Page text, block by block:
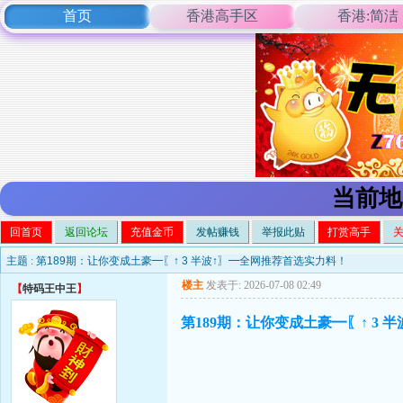
首页 香港高手区 香港:简洁
当前
回首页 返回论坛 充值金币 发帖赚钱 举报此贴 打赏高手
主题 : 第189期：让你变成土豪━〖↑ 3 半波↑〗━全网推荐首选实力料！
【特码王中王】 楼主 发表于: 2026-07-08 02:49
第189期：让你变成土豪━〖↑ 3